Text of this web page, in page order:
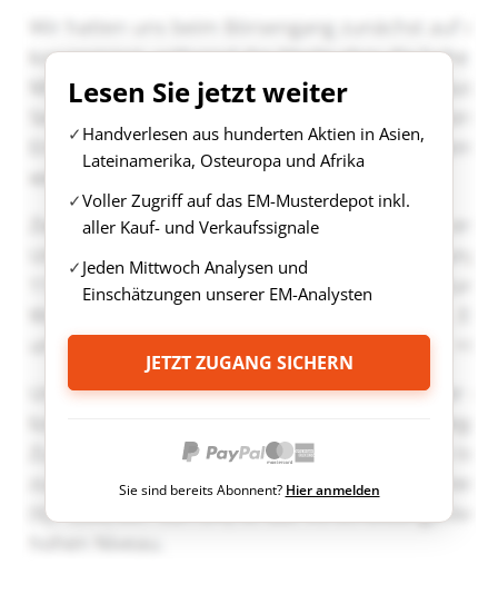
Lesen Sie jetzt weiter
Handverlesen aus hunderten Aktien in Asien,
Lateinamerika, Osteuropa und Afrika
Voller Zugriff auf das EM-Musterdepot inkl.
aller Kauf- und Verkaufssignale
Jeden Mittwoch Analysen und
Einschätzungen unserer EM-Analysten
JETZT ZUGANG SICHERN
Sie sind bereits Abonnent? Hier anmelden